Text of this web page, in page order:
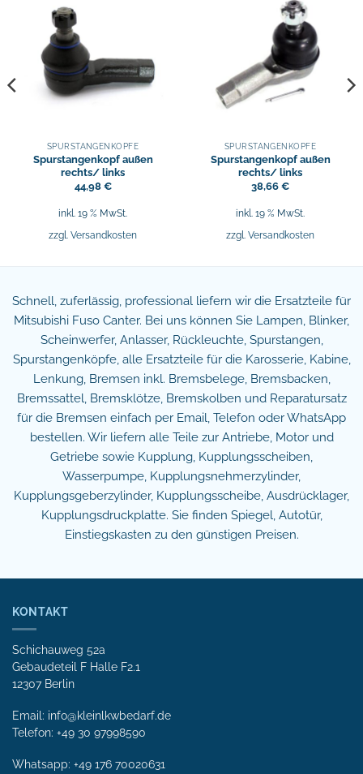
SPURSTANGENKÖPFE
Spurstangenkopf außen
rechts/ links
44,98 €
inkl. 19 % MwSt.
zzgl. Versandkosten
SPURSTANGENKÖPFE
Spurstangenkopf außen
rechts/ links
38,66 €
inkl. 19 % MwSt.
zzgl. Versandkosten
Schnell, zuferlässig, professional liefern wir die Ersatzteile für
Mitsubishi Fuso Canter. Bei uns können Sie Lampen, Blinker,
Scheinwerfer, Anlasser, Rückleuchte, Spurstangen,
Spurstangenköpfe, alle Ersatzteile für die Karosserie, Kabine,
Lenkung, Bremsen inkl. Bremsbelege, Bremsbacken,
Bremssattel, Bremsklötze, Bremskolben und Reparatursatz
für die Bremsen einfach per Email, Telefon oder WhatsApp
bestellen. Wir liefern alle Teile zur Antriebe, Motor und
Getriebe sowie Kupplung, Kupplungsscheiben,
Wasserpumpe, Kupplungsnehmerzylinder,
Kupplungsgeberzylinder, Kupplungsscheibe, Ausdrücklager,
Kupplungsdruckplatte. Sie finden Spiegel, Autotür,
Einstiegskasten zu den günstigen Preisen.
KONTAKT
Schichauweg 52a
Gebaudeteil F Halle F2.1
12307 Berlin
Email: info@kleinlkwbedarf.de
Telefon: +49 30 97998590
Whatsapp: +49 176 70020631